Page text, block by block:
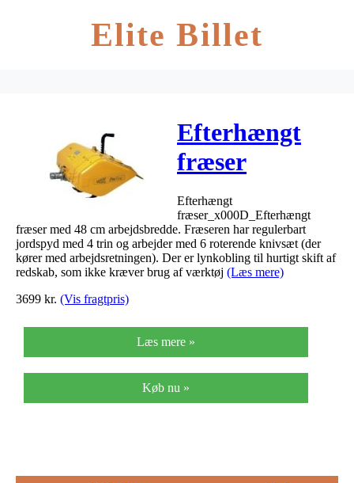
Elite Billet
Efterhængt
fræser
Efterhængt
fræser_x000D_Efterhængt
fræser med 48 cm arbejdsbredde. Fræseren har regulerbart
jordspyd med 4 trin og arbejder med 6 roterende knivsæt (der
kører med arbejdsretningen). Der er lynkobling til hurtigt skift af
redskab, som ikke kræver brug af værktøj (Læs mere)
3699 kr. (Vis fragtpris)
Læs mere »
Køb nu »